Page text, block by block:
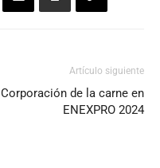
Artículo siguiente
Corporación de la carne en
ENEXPRO 2024